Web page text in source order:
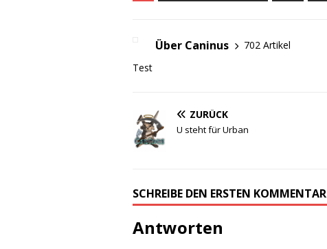
Über Caninus
702 Artikel
Test
ZURÜCK
U steht für Urban
SCHREIBE DEN ERSTEN KOMMENTAR
Antworten